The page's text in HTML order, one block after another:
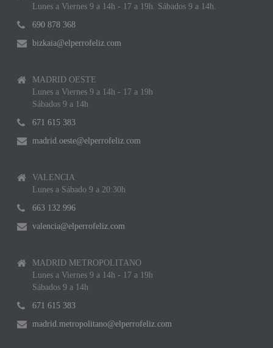
Lunes a Viernes 9 a 14h - 17 a 19h. Sábados 9 a 14h.
690 878 368
bizkaia@elperrofeliz.com
MADRID OESTE
Lunes a Viernes 9 a 14h - 17 a 19h
Sábados 9 a 14h
671 615 383
madrid.oeste@elperrofeliz.com
VALENCIA
Lunes a Sábado 9 a 20:30h
663 132 996
valencia@elperrofeliz.com
MADRID METROPOLITANO
Lunes a Viernes 9 a 14h - 17 a 19h
Sábados 9 a 14h
671 615 383
madrid.metropolitano@elperrofeliz.com